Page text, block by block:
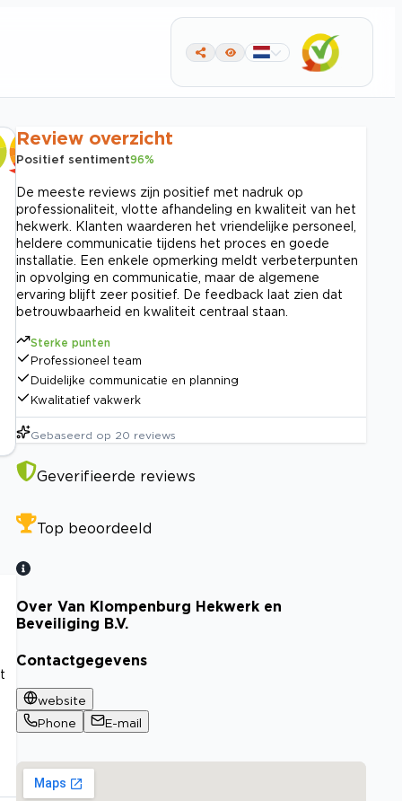
Review overzicht
Positief sentiment96%
De meeste reviews zijn positief met nadruk op
professionaliteit, vlotte afhandeling en kwaliteit van het
hekwerk. Klanten waarderen het vriendelijke personeel,
heldere communicatie tijdens het proces en goede
installatie. Een enkele opmerking meldt verbeterpunten
in opvolging en communicatie, maar de algemene
ervaring blijft zeer positief. De feedback laat zien dat
betrouwbaarheid en kwaliteit centraal staan.
Sterke punten
Professioneel team
Duidelijke communicatie en planning
Kwalitatief vakwerk
Gebaseerd op 20 reviews
Geverifieerde reviews
Top beoordeeld
Over Van Klompenburg Hekwerk en
Beveiliging B.V.
Contactgegevens
website
Phone
E-mail